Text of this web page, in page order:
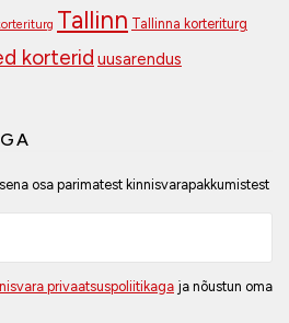
Tallinn Tallinna korteriturg
korterid uusarendus
osa parimatest kinnisvarapakkumistest
privaatsuspoliitikaga ja nõustun oma